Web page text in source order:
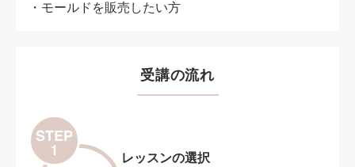
・モールドを販売したい方
受講の流れ
レッスンの選択